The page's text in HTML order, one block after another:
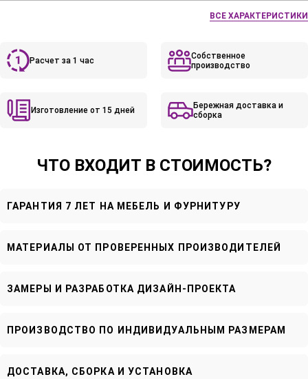
ВСЕ ХАРАКТЕРИСТИКИ
Расчет за 1 час
Собственное
производство
Изготовление от 15 дней
Бережная доставка и
сборка
ЧТО ВХОДИТ В СТОИМОСТЬ?
ГАРАНТИЯ 7 ЛЕТ НА МЕБЕЛЬ И ФУРНИТУРУ
МАТЕРИАЛЫ ОТ ПРОВЕРЕННЫХ ПРОИЗВОДИТЕЛЕЙ
ЗАМЕРЫ И РАЗРАБОТКА ДИЗАЙН-ПРОЕКТА
ПРОИЗВОДСТВО ПО ИНДИВИДУАЛЬНЫМ РАЗМЕРАМ
ДОСТАВКА, СБОРКА И УСТАНОВКА